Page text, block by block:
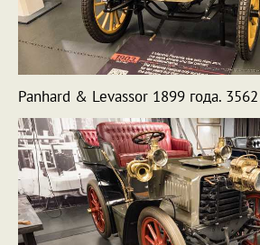
Panhard & Levassor 1899 года.